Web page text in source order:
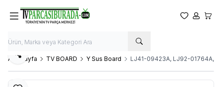
Favorilerim
Hesabım
Ana Sayfa TV BOARD Y Sus Board LJ41-09423A, LJ92-01764A,
Paylaş